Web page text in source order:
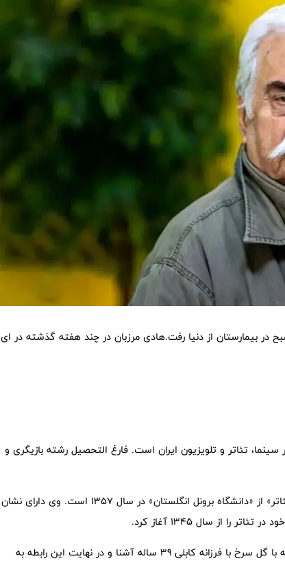
کابلی همسر هادی مرزبان گفت که این هنرمند امروز 7 صبح در بیمارستان از دنیا رفت.هادی مرزبان در چند هفته گذشته در ای
کارگردان و بازیگر سینما، تئاتر و تلویزیون ایران است. فارغ التحصیل رشته بازیگری و
وی همچنین دارای مدرک کارشناسی ارشد «طراحی و کارگردانی تئاتر» از «دانشگاه برونل انگلستان» در سال 1357 است. وی دارای نشان
از سال 1345 آغاز کرد.
هادی مرزبان در سال 1367 وقتی 43 ساله بود در نمایش آهسته با گل سرخ با فرزانه کابلی 39 ساله آشنا و در نهایت این رابطه به